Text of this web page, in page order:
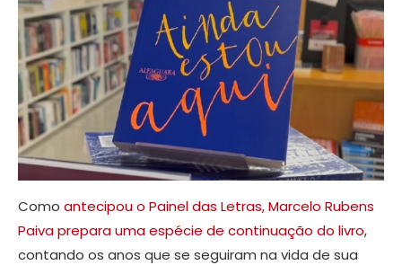
Como antecipou o Painel das Letras, Marcelo Rubens
Paiva prepara uma espécie de continuação do livro,
contando os anos que se seguiram na vida de sua